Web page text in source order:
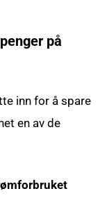
på
inn for å spare
en av de